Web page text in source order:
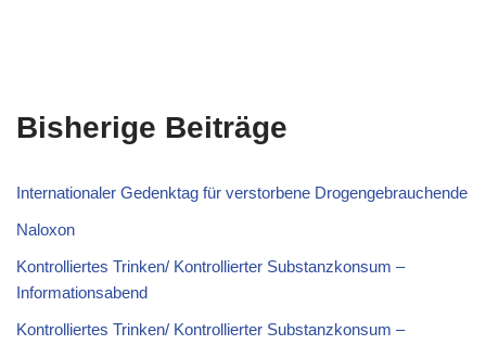
Bisherige Beiträge
Internationaler Gedenktag für verstorbene Drogengebrauchende
Naloxon
Kontrolliertes Trinken/ Kontrollierter Substanzkonsum –
Informationsabend
Kontrolliertes Trinken/ Kontrollierter Substanzkonsum –